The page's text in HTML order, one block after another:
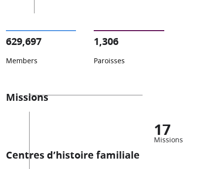
629,697
Members
1,306
Paroisses
Missions
17
Missions
Centres d’histoire familiale